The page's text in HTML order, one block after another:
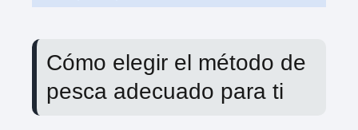
Cómo elegir el método de
pesca adecuado para ti